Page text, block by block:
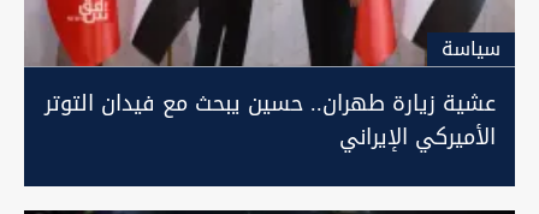
سیاسة
عشية زيارة طهران.. حسين يبحث مع فيدان التوتر
الأميركي الإيراني